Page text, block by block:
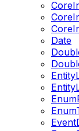
Date